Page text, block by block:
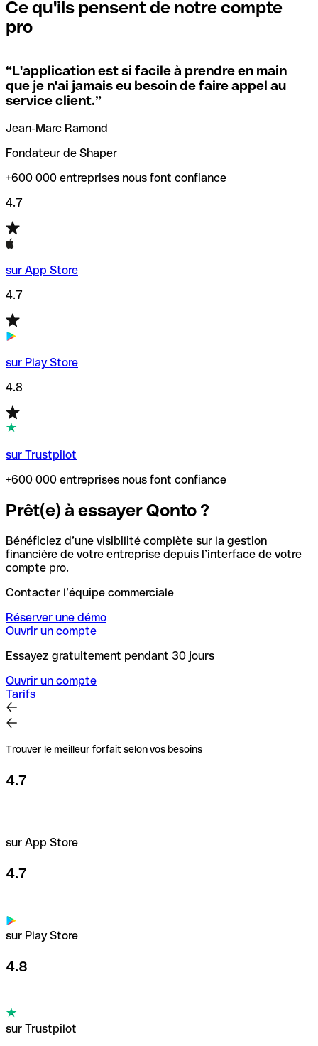
signifie que vous avez le code de l'une des succursales
locales.
Si vous n'êtes pas sûr du code SWIFT que vous devriez
utiliser, nous avons développé un outil de recherche de
codes SWIFT par nom de banque.
vérification/recherche de codes SWIFT. Ainsi, vous pouvez
trouver et vérifier vos codes SWIFT avant de réaliser vos
transferts d’argent.
Ce qu'ils pensent de notre compte
pro
“L'application est si facile à prendre en main
que je n'ai jamais eu besoin de faire appel au
service client.”
Jean-Marc Ramond
Fondateur de Shaper
+600 000 entreprises nous font confiance
4.7
sur App Store
4.7
sur Play Store
4.8
sur Trustpilot
+600 000 entreprises nous font confiance
Prêt(e) à essayer Qonto ?
Bénéficiez d’une visibilité complète sur la gestion
financière de votre entreprise depuis l’interface de votre
compte pro.
Contacter l’équipe commerciale
Réserver une démo
Ouvrir un compte
Essayez gratuitement pendant 30 jours
Ouvrir un compte
Tarifs
Trouver le meilleur forfait selon vos besoins
4.7
sur App Store
4.7
sur Play Store
4.8
sur Trustpilot